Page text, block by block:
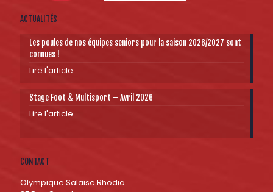
ACTUALITÉS
Les poules de nos équipes seniors pour la saison 2026/2027 sont
connues !
Lire l'article
Stage Foot & Multisport – Avril 2026
Lire l'article
CONTACT
Olympique Salaise Rhodia